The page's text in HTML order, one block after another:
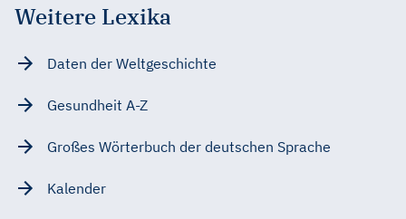
Weitere Lexika
Daten der Weltgeschichte
Gesundheit A-Z
Großes Wörterbuch der deutschen Sprache
Kalender